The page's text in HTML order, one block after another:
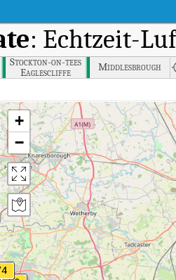
: Echtzeit-
Stockton-on-tees
Eaglescliffe
Middlesbrough
+
−